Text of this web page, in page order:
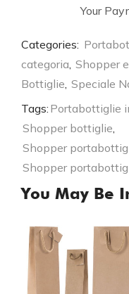
Your
Categories:
categoria, Shopper
Bottiglie, Speciale
Tags: Portabottiglie
Shopper bottiglie,
Shopper
Shopper
You May Be